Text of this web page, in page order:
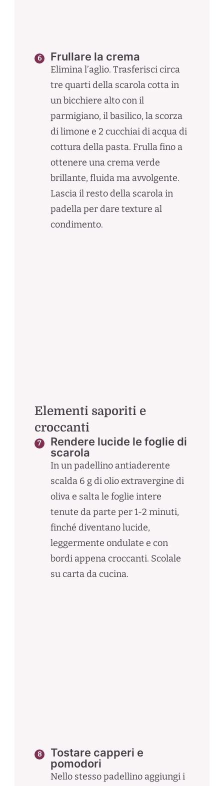
Frullare la crema
Elimina l’aglio. Trasferisci circa
tre quarti della scarola cotta in
un bicchiere alto con il
parmigiano, il basilico, la scorza
di limone e 2 cucchiai di acqua di
cottura della pasta. Frulla fino a
ottenere una crema verde
brillante, fluida ma avvolgente.
Lascia il resto della scarola in
padella per dare texture al
condimento.
Elementi saporiti e
croccanti
Rendere lucide le foglie di
scarola
In un padellino antiaderente
scalda 6 g di olio extravergine di
oliva e salta le foglie intere
tenute da parte per 1-2 minuti,
finché diventano lucide,
leggermente ondulate e con
bordi appena croccanti. Scolale
su carta da cucina.
Tostare capperi e
pomodori
Nello stesso padellino aggiungi i